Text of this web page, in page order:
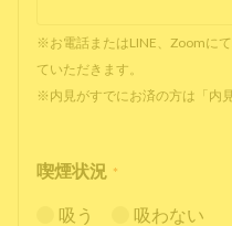
※お電話またはLINE、Zoomに
ていただきます。
※内見がすでにお済の方は「内
喫煙状況 *
吸う 吸わない